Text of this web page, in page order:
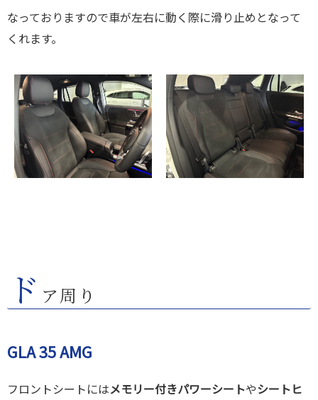
なっておりますので車が左右に動く際に滑り止めとなって
くれます。
ド ア周り
GLA 35 AMG
フロントシートにはメモリー付きパワーシートやシートヒ